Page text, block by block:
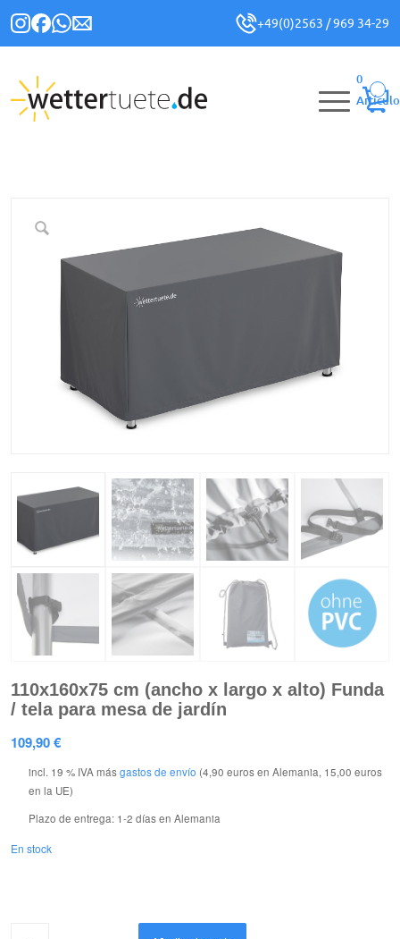
+49(0)2563 / 969 34-29
0
Artículo
110x160x75 cm (ancho x largo x alto) Funda
/ tela para mesa de jardín
109,90€
incl. 19 % IVA másgastos de envío (4,90 euros en Alemania, 15,00 euros
en la UE)
Plazo de entrega: 1-2 días en Alemania
En stock